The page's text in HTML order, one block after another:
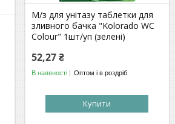
М/з для унітазу таблетки для
зливного бачка "Kolorado WC
Colour" 1шт/уп (зелені)
52,27 ₴
В наявності Оптом і в роздріб
Купити